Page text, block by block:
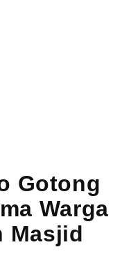
Gotong
Warga
Masjid